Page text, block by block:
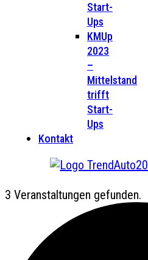
Start-
Ups
KMUp
2023
–
Mittelstand
trifft
Start-
Ups
Kontakt
3 Veranstaltungen gefunden.